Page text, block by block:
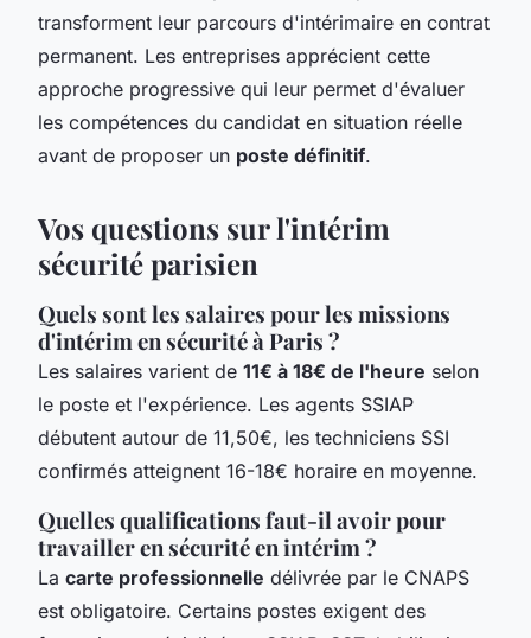
transforment leur parcours d'intérimaire en contrat
permanent. Les entreprises apprécient cette
approche progressive qui leur permet d'évaluer
les compétences du candidat en situation réelle
avant de proposer un poste définitif.
Vos questions sur l'intérim
sécurité parisien
Quels sont les salaires pour les missions
d'intérim en sécurité à Paris ?
Les salaires varient de 11€ à 18€ de l'heure selon
le poste et l'expérience. Les agents SSIAP
débutent autour de 11,50€, les techniciens SSI
confirmés atteignent 16-18€ horaire en moyenne.
Quelles qualifications faut-il avoir pour
travailler en sécurité en intérim ?
La carte professionnelle délivrée par le CNAPS
est obligatoire. Certains postes exigent des